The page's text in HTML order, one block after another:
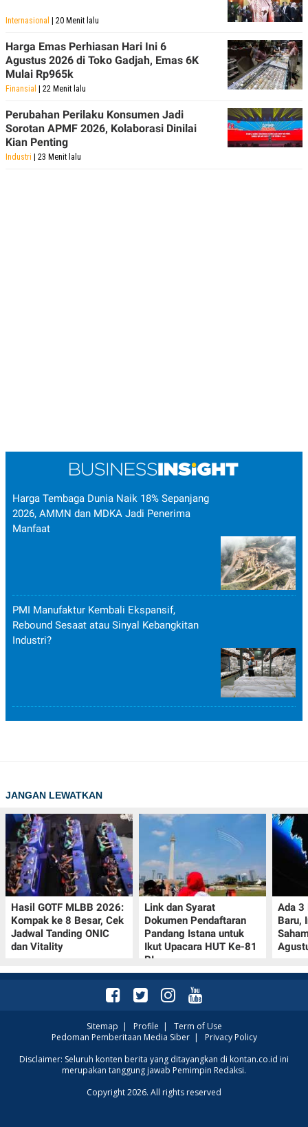
Internasional | 20 Menit lalu
Harga Emas Perhiasan Hari Ini 6
Agustus 2026 di Toko Gadjah, Emas 6K
Mulai Rp965k
Finansial | 22 Menit lalu
Perubahan Perilaku Konsumen Jadi
Sorotan APMF 2026, Kolaborasi Dinilai
Kian Penting
Industri | 23 Menit lalu
Harga Tembaga Dunia Naik 18% Sepanjang
2026, AMMN dan MDKA Jadi Penerima
Manfaat
PMI Manufaktur Kembali Ekspansif,
Rebound Sesaat atau Sinyal Kebangkitan
Industri?
JANGAN LEWATKAN
Hasil GOTF MLBB 2026:
Kompak ke 8 Besar, Cek
Jadwal Tanding ONIC
dan Vitality
Link dan Syarat
Dokumen Pendaftaran
Pandang Istana untuk
Ikut Upacara HUT Ke-81
RI
Ada 3
Baru,
Sitemap | Profile | Term of Use
Pedoman Pemberitaan Media Siber| Privacy Policy
Disclaimer: Seluruh konten berita yang ditayangkan di kontan.co.id ini
merupakan tanggung jawab Pemimpin Redaksi.
Copyright 2026. All rights reserved